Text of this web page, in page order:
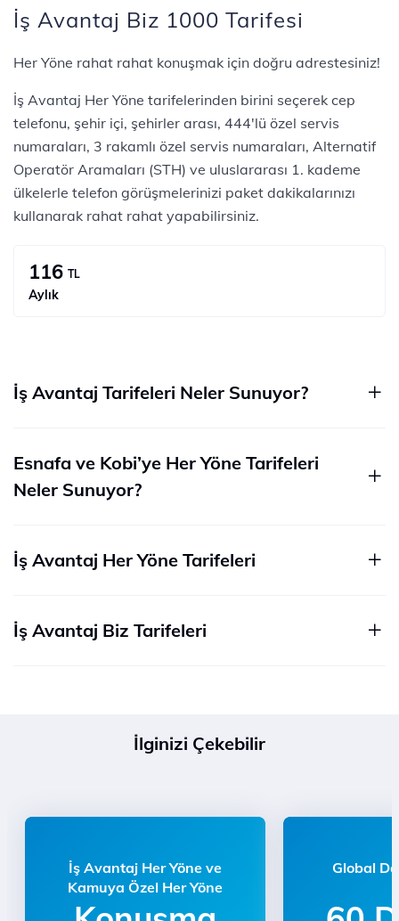
İş Avantaj Biz 1000 Tarifesi
​​​​​​​Her Yöne rahat rahat konuşmak için doğru adrestesiniz!
İş Avantaj Her Yöne tarifelerinden birini seçerek cep
telefonu, şehir içi, şehirler arası, 444'lü özel servis
numaraları, 3 rakamlı özel servis numaraları, Alternatif
Operatör Aramaları (STH) ve uluslararası 1. kademe
ülkelerle telefon görüşmelerinizi paket dakikalarınızı
kullanarak rahat rahat yapabilirsiniz.
116 TL
Aylık
İş Avantaj Tarifeleri Neler Sunuyor?
Esnafa ve Kobi’ye Her Yöne Tarifeleri
Neler Sunuyor?
İş Avantaj Her Yöne Tarifeleri
İş Avantaj Biz Tarifeleri
İlginizi Çekebilir
İş Avantaj Her Yöne ve
Kamuya Özel Her Yöne
Global